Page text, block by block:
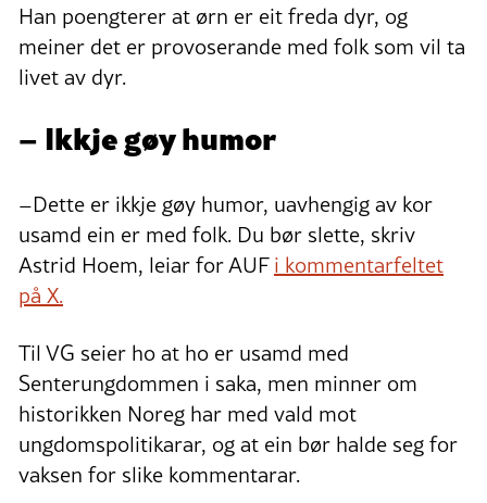
Han poengterer at ørn er eit freda dyr, og
meiner det er provoserande med folk som vil ta
livet av dyr.
– Ikkje gøy humor
–Dette er ikkje gøy humor, uavhengig av kor
usamd ein er med folk. Du bør slette, skriv
Astrid Hoem, leiar for AUFi kommentarfeltet
på X.
Til VG seier ho at ho er usamd med
Senterungdommen i saka, men minner om
historikken Noreg har med vald mot
ungdomspolitikarar, og at ein bør halde seg for
vaksen for slike kommentarar.